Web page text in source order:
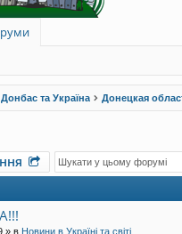
Донбас та Україна Донецкая
» в Новини в Україні та світі